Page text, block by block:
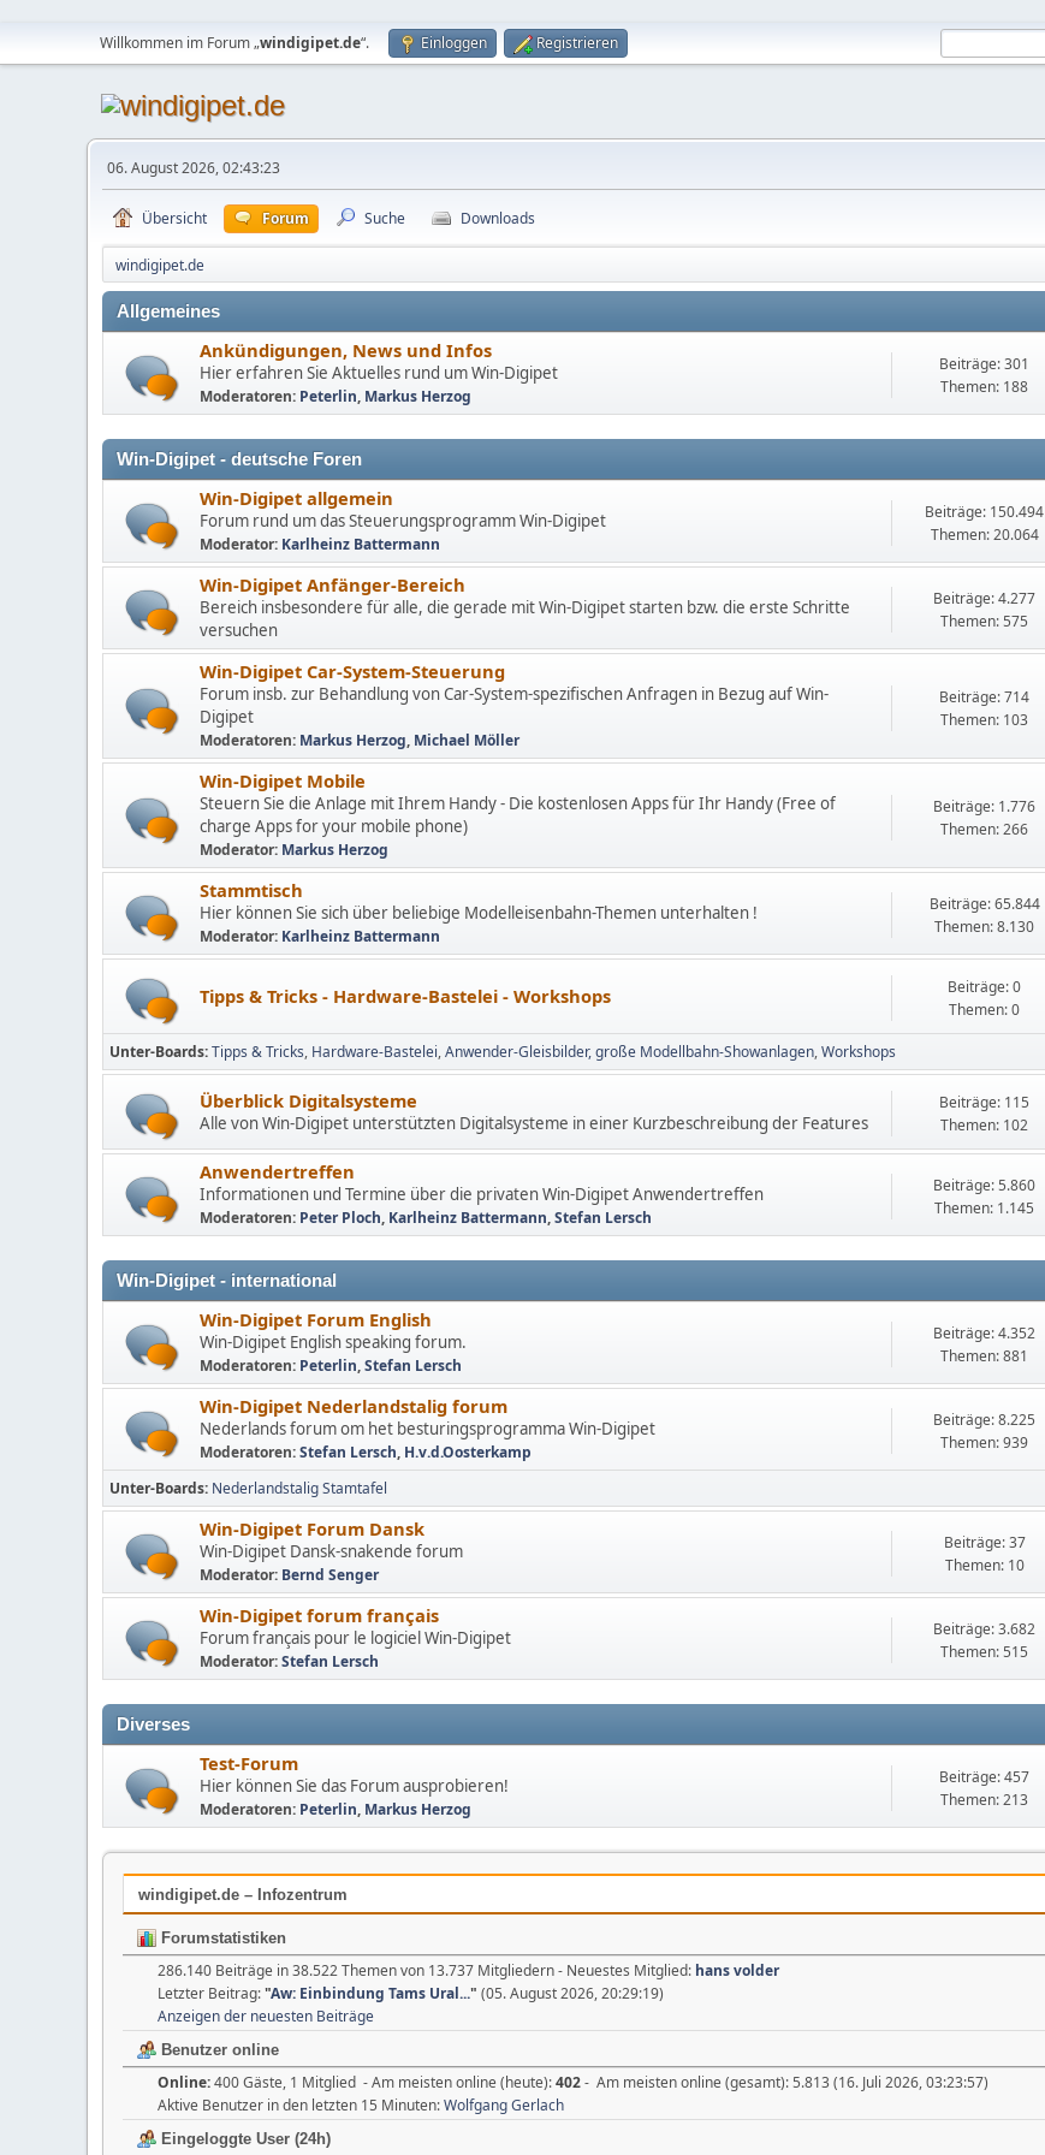
Willkommen im Forum „windigipet.de“. Einloggen Registrieren
06. August 2026, 02:43:23
Übersicht Forum Suche Downloads
windigipet.de
Allgemeines
Ankündigungen, News und Infos
Hier erfahren Sie Aktuelles rund um Win-Digipet
Moderatoren: Peterlin, Markus Herzog
Beiträge: 301
Themen: 188
Win-Digipet - deutsche Foren
Win-Digipet allgemein
Forum rund um das Steuerungsprogramm Win-Digipet
Moderator: Karlheinz Battermann
Beiträge: 150.494
Themen: 20.064
Win-Digipet Anfänger-Bereich
Bereich insbesondere für alle, die gerade mit Win-Digipet starten bzw. die erste Schritte
versuchen
Beiträge: 4.277
Themen: 575
Win-Digipet Car-System-Steuerung
Forum insb. zur Behandlung von Car-System-spezifischen Anfragen in Bezug auf Win-
Digipet
Moderatoren: Markus Herzog, Michael Möller
Beiträge: 714
Themen: 103
Win-Digipet Mobile
Steuern Sie die Anlage mit Ihrem Handy - Die kostenlosen Apps für Ihr Handy (Free of
charge Apps for your mobile phone)
Moderator: Markus Herzog
Beiträge: 1.776
Themen: 266
Stammtisch
Hier können Sie sich über beliebige Modelleisenbahn-Themen unterhalten !
Moderator: Karlheinz Battermann
Beiträge: 65.844
Themen: 8.130
Tipps & Tricks - Hardware-Bastelei - Workshops
Beiträge: 0
Themen: 0
Unter-Boards Tipps & Tricks Hardware-Bastelei Anwender-Gleisbilder, große Modellbahn-Showanlagen Workshops
Überblick Digitalsysteme
Alle von Win-Digipet unterstützten Digitalsysteme in einer Kurzbeschreibung der Features
Beiträge: 115
Themen: 102
Anwendertreffen
Informationen und Termine über die privaten Win-Digipet Anwendertreffen
Moderatoren: Peter Ploch, Karlheinz Battermann,Stefan Lersch
Beiträge: 5.860
Themen: 1.145
Win-Digipet - international
Win-Digipet Forum English
Win-Digipet English speaking forum.
Moderatoren: Peterlin,Stefan Lersch
Beiträge: 4.352
Themen: 881
Win-Digipet Nederlandstalig forum
Nederlands forum om het besturingsprogramma Win-Digipet
Moderatoren:Stefan Lersch, H.v.d.Oosterkamp
Beiträge: 8.225
Themen: 939
Unter-Boards Nederlandstalig Stamtafel
Win-Digipet Forum Dansk
Win-Digipet Dansk-snakende forum
Moderator: Bernd Senger
Beiträge: 37
Themen: 10
Win-Digipet forum français
Forum français pour le logiciel Win-Digipet
Moderator:Stefan Lersch
Beiträge: 3.682
Themen: 515
Diverses
Test-Forum
Hier können Sie das Forum ausprobieren!
Moderatoren: Peterlin, Markus Herzog
Beiträge: 457
Themen: 213
windigipet.de – Infozentrum
Forumstatistiken
286.140 Beiträge in 38.522 Themen von 13.737 Mitgliedern - Neuestes Mitglied: hans volder
Letzter Beitrag:"Aw: Einbindung Tams Ural..." (05. August 2026, 20:29:19)
Anzeigen der neuesten Beiträge
Benutzer online
Online:400 Gäste, 1 Mitglied - Am meisten online (heute):402- Am meisten online (gesamt): 5.813 (16. Juli 2026, 03:23:57)
Aktive Benutzer in den letzten 15 Minuten:Wolfgang Gerlach
Eingeloggte User (24h)